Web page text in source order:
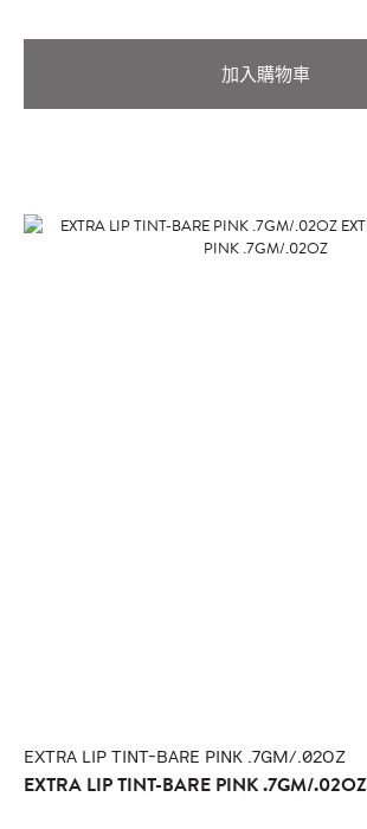
加入購物車
EXTRA LIP TINT-BARE PINK .7GM/.02OZ
EXTRA LIP TINT-BARE PINK .7GM/.02OZ